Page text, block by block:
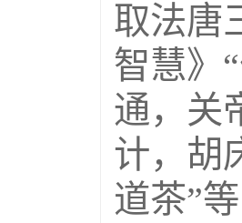
取法唐
智慧》
通，关
计，胡
道茶”